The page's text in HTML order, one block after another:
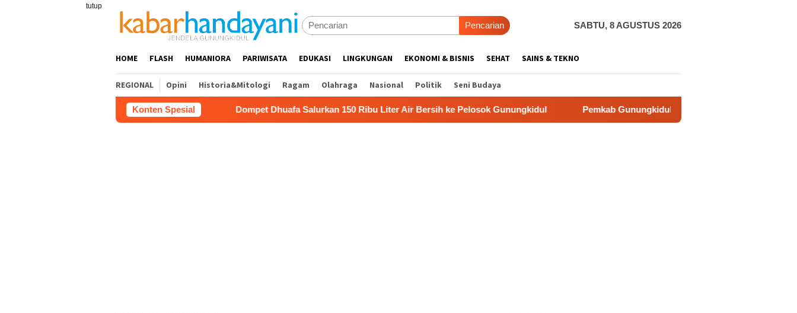
tutup
Pencarian SABTU, 8 AGUSTUS 2026
HOME FLASH HUMANIORA PARIWISATA EDUKASI LINGKUNGAN EKONOMI & BISNIS SEHAT SAINS & TEKNO
REGIONAL Opini Historia&Mitologi Ragam Olahraga Nasional Politik Seni Budaya
Konten SpesialDompet Dhuafa Salurkan 150 Ribu Liter Air Bersih ke Pelosok Gunungkidul Pemkab Gunungkidul Dorong Tol Tembus Nglanggeran, Bahas